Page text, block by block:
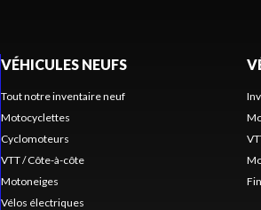
VÉHICULES NEUFS
Tout notre inventaire neuf
Motocyclettes
Cyclomoteurs
VTT / Côte-à-côte
Motoneiges
Vélos électriques